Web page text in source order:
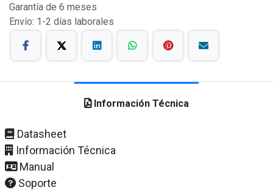
Garantía de 6 meses
Envío: 1-2 días laborales
Información Técnica
Datasheet
Información Técnica
Manual
Soporte